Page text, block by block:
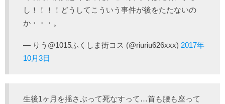
し！！！！どうしてこういう事件が後をたたないの
か・・・。
— りう@1015ふくしま街コス (@riuriu626xxx) 2017年
10月3日
生後1ヶ月を揺さぶって死なすって…首も腰も座って